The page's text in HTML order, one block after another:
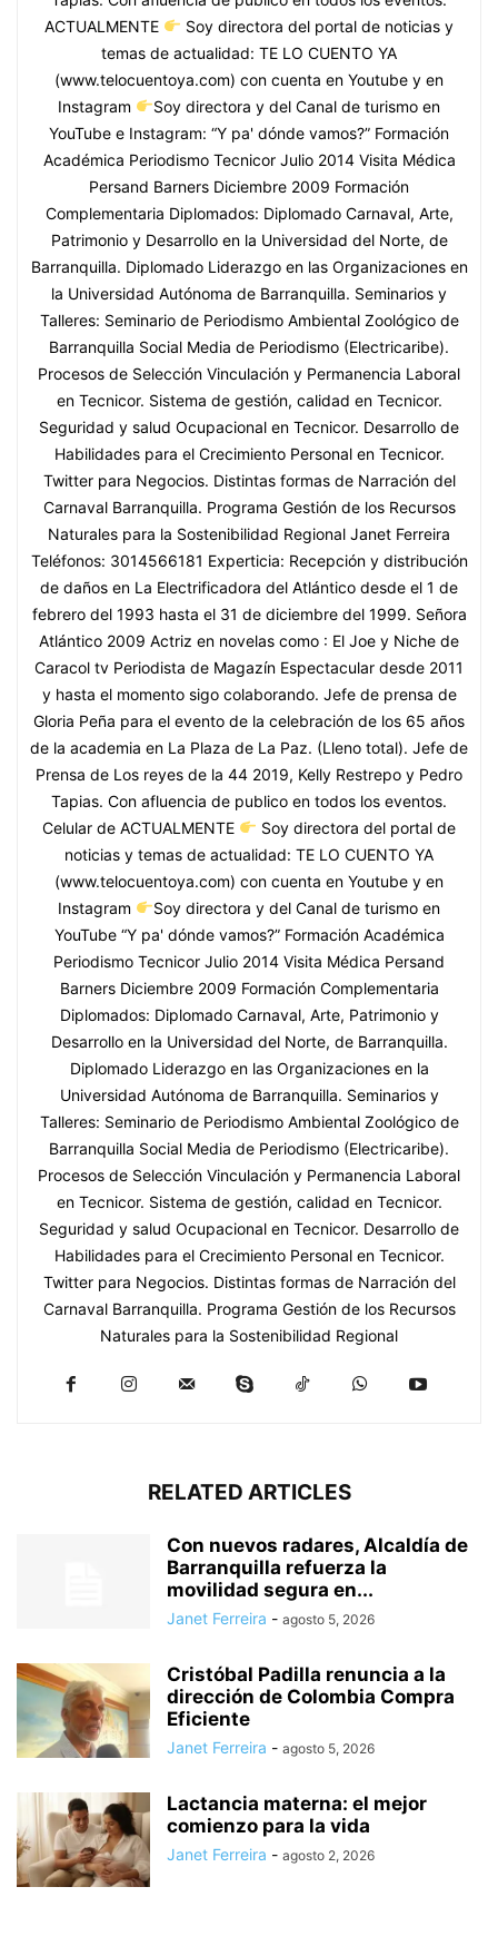
ACTUALMENTE
Soy directora del portal de noticias y
temas de actualidad: TE LO CUENTO YA
(www.telocuentoya.com) con cuenta en Youtube y en
Instagram
Soy directora y del Canal de turismo en
YouTube e Instagram: “Y pa' dónde vamos?” Formación
Académica Periodismo Tecnicor Julio 2014 Visita Médica
Persand Barners Diciembre 2009 Formación
Complementaria Diplomados: Diplomado Carnaval, Arte,
Patrimonio y Desarrollo en la Universidad del Norte, de
Barranquilla. Diplomado Liderazgo en las Organizaciones en
la Universidad Autónoma de Barranquilla. Seminarios y
Talleres: Seminario de Periodismo Ambiental Zoológico de
Barranquilla Social Media de Periodismo (Electricaribe).
Procesos de Selección Vinculación y Permanencia Laboral
en Tecnicor. Sistema de gestión, calidad en Tecnicor.
Seguridad y salud Ocupacional en Tecnicor. Desarrollo de
Habilidades para el Crecimiento Personal en Tecnicor.
Twitter para Negocios. Distintas formas de Narración del
Carnaval Barranquilla. Programa Gestión de los Recursos
Naturales para la Sostenibilidad Regional Janet Ferreira
Teléfonos: 3014566181 Experticia: Recepción y distribución
de daños en La Electrificadora del Atlántico desde el 1 de
febrero del 1993 hasta el 31 de diciembre del 1999. Señora
Atlántico 2009 Actriz en novelas como : El Joe y Niche de
Caracol tv Periodista de Magazín Espectacular desde 2011
y hasta el momento sigo colaborando. Jefe de prensa de
Gloria Peña para el evento de la celebración de los 65 años
de la academia en La Plaza de La Paz. (Lleno total). Jefe de
Prensa de Los reyes de la 44 2019, Kelly Restrepo y Pedro
Tapias. Con afluencia de publico en todos los eventos.
Celular de ACTUALMENTE
Soy directora del portal de
noticias y temas de actualidad: TE LO CUENTO YA
(www.telocuentoya.com) con cuenta en Youtube y en
Instagram
Soy directora y del Canal de turismo en
YouTube “Y pa' dónde vamos?” Formación Académica
Periodismo Tecnicor Julio 2014 Visita Médica Persand
Barners Diciembre 2009 Formación Complementaria
Diplomados: Diplomado Carnaval, Arte, Patrimonio y
Desarrollo en la Universidad del Norte, de Barranquilla.
Diplomado Liderazgo en las Organizaciones en la
Universidad Autónoma de Barranquilla. Seminarios y
Talleres: Seminario de Periodismo Ambiental Zoológico de
Barranquilla Social Media de Periodismo (Electricaribe).
Procesos de Selección Vinculación y Permanencia Laboral
en Tecnicor. Sistema de gestión, calidad en Tecnicor.
Seguridad y salud Ocupacional en Tecnicor. Desarrollo de
Habilidades para el Crecimiento Personal en Tecnicor.
Twitter para Negocios. Distintas formas de Narración del
Carnaval Barranquilla. Programa Gestión de los Recursos
Naturales para la Sostenibilidad Regional
RELATED ARTICLES
Con nuevos radares, Alcaldía de
Barranquilla refuerza la
movilidad segura en...
Janet Ferreira - agosto 5, 2026
Cristóbal Padilla renuncia a la
dirección de Colombia Compra
Eficiente
Janet Ferreira - agosto 5, 2026
Lactancia materna: el mejor
comienzo para la vida
Janet Ferreira - agosto 2, 2026